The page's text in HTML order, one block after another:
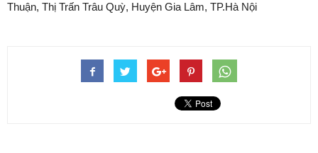
Thuận, Thị Trấn Trâu Quỳ, Huyện Gia Lâm, TP.Hà Nội